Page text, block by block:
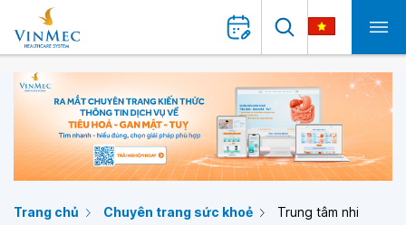
Trang chủ Chuyên trang sức khoẻ Trung tâm nhi